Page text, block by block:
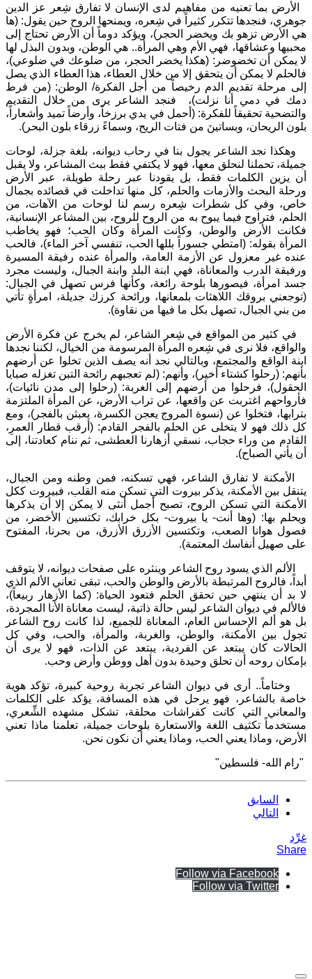
الأرض بما تعنيه من مفاهيم لدى الإنسان لا تفارق شِعر عز الدين
جوهري، فنجدها تتكرر كثيراً في شِعره، ويمنحها الروح حين يقول: (ها
هي الأرض تزهو بك ويخضر الحجر)، ويؤكد دوماً أن الأرض تحتاج إلى
محبيها وعشاقها، فهي الأم وهي المرأة.. هي الوطن، وبدون البذل لها
لا يمكن أن تخضوضر: (هكذا يخضر الحجر، من ضلوعك في ضلوعي)،
فالحلم لا يمكن أن يتحقق إلا من خلال العطاء، هذا العطاء الذي يصل
إلى مرحلة تقديم الدم رخيصاً من أجل الفكرة/ الوطن: (من فرط
دمك في دمي أنا نزلت)، فنجد الشاعر يرى من خلال التقديم
والتضحية تحقيقاً للفكرة: (أحمل في يدي برزخاً، وأرضاً تميد وأشعاراً،
بلون الريحان، وبساتينَ من فتات الريح، وسماءً زرقاء بلون البحر).
وهكذا نجد الشاعر يجول بنا في رحاب ديوانه، بلغة جزلة، لوحات
جميلة، تحملنا لنحلق معها، فهو لا يكتفي فقط ببث المشاعر، ولا يقبل
أن يزين الكلمات فقط، بل يقودنا عبر رحلة طويلة، عبر الأرض
ورحلة البحث والأزمات والحلم، كل منها تداخلت في قصائده بجمال
خاص، وفي كل شطرات شِعره رسم لنا لوحات من الآهات، من
الحلم، فتراوح فيما يبوح به من الروح للروح، بين المشاعر الإنسانية،
فكانت الأرض والوطن، وكانت المرأة وكان الحب؛ فهو يخاطب
المرأة بقوله: (امتطي جسوراً بللها الحب، تنفسي آخر الماء)، فالحب
عنده غير معزول عن الأزمة العامة، والمرأة عنده رفيقة المسيرة
ورفيقة الدرب والمعاناة، فهي ابنة البلد وابنة الجبال، وليست مجرد
جسد امرأة، فيصورها بلوحة رائعة، وكأنها فرس تصهل في الجبال:
(توجعني بروقك اللاهثات بلمعانها، ورائحة كرزك جديلة، امرأةٍ تأتي
من بني الجبال، تصهل بكل ما فيها من نقاوة).
في كثير من المواقع في شِعر الشاعر، لم يخرج عن فكرة الأرض
والواقع، فلا نرى في شِعره المرأة المرسومة من الخيال، لكننا نجدها
ابنة الواقع والمجتمع، وبالتالي نجد أنه يصف الذين تخلوا عن أرضهم
بأنهم: (رحلوا كشتاء أخير)، وأنهم: (لم تعجبهم رائحة التبن تغزله صبايا
الحقول)، فرحلوا من أرضهم إلى الغربة: (رحلوا إلى مدن نائيات)،
فأرواحهم اغتربت عن واقعها، عن تراب الأرض، عن المرأة الملتزمة
بترابها، فتخلوا عن (نسوة المروج يعجن الكسرة، يعبثن بالفجر)، ومع
كل ذلك فهو لا يتخلى عن الحلم بالفجر القادم: (أرقب قطار العمرِ،
القادم من وراء حجاب، نسقي أزهارنا العطشى، ثم ننام كعادتنا، إلى
أن يأتي الصباح).
الأمكنة لا تفارق الشاعر، فهي تسكنه، فمن وطنه ومن الجبال،
يتنقل بين الأمكنة، يذكر بيروت التي تسكن منه القلب، فبيروت ككل
الأمكنة التي تسكن الروح، تصبح أجمل أنثى لا يمكن إلا أن يذكرها
ويحلم بها: (وها أنت- يا بيروت- بكل خرابك، تكتسين الأخضر، من
فصول هوانا الصعب، وتكتسين الأزرق الأزرق، من بحرنا، المفتوح
على صهيل أنفاسك المعتمة).
الألم الذي يسود روح الشاعر وينثره على صفحات ديوانه، لا يتوقف
أبداً، فالروح المرتبطة بالأرض والوطن والحب، تبقى تعاني الألم الذي
لا بد أن ينتهي حين تحقق الحلم فتعود الحياة: (كما الأزهار ربيعاً)،
فالألم في ديوان الشاعر ليس حالة ذاتية، ليست معاناة الأنا المجردة،
بل هو ألم الإحساس العام، المعاناة للجميع، لذا كانت روح الشاعر
تجول بين الأمكنة، والوطن، والغربة، والمرأة، والحب، وفي كل
الحالات كان يبتعد عن الفردية، يبتعد عن الذات، فهو لا يرى أن
بإمكان روحه أن تحلق وحيدة بدون أهل ووطن وأرض وحب.
وختاماً.. أرى في ديوان الشاعر تجربة روحية كبيرة، تؤكد هوية
خاصة بالشاعر، فهو يرحل في هذه المسافة، يؤكد على الكلمات
والمعاني التي كانت كفراشات محلقة، تشكل مشهده الشِّعري،
مستخدماً تكثيف اللغة والاستعارة بلوحات جميلة، تعلمنا ماذا تعني
الأرض، وماذا يعني الحب، وماذا يعني أن نكون نحن.
"رام الله- فلسطين"
السابق
التالي
غرِّد
Share
Follow via Facebook
Follow via Twitter